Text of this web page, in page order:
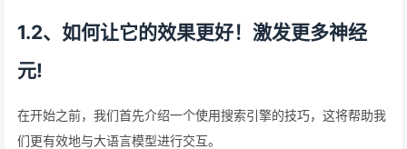
1.2、如何让它的效果更好！激发更多神经
元!
在开始之前，我们首先介绍一个使用搜索引擎的技巧，这将帮助我
们更有效地与大语言模型进行交互。